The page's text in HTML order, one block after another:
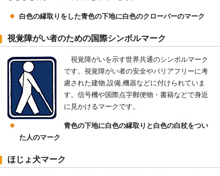
白色の縁取りをした青色の下地に白色のクローバーのマーク
視覚障がい者のための国際シンボルマーク
視覚障がいを示す世界共通のシンボルマーク
です。視覚障がい者の安全やバリアフリーに考
慮された建物,設備,機器などに付けられていま
す。信号機や国際点字郵便物・書籍などで身近
に見かけるマークです。
青色の下地に白色の縁取りと白色の白杖をつい
た人のマーク
ほじょ犬マーク